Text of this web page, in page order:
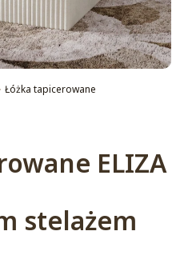
Łóżka tapicerowane
ELIZA
stelażem